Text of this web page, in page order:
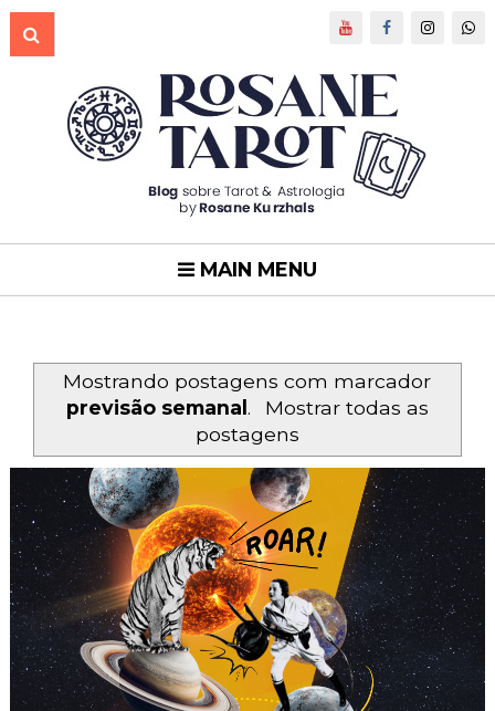
MAIN MENU
Mostrando postagens com marcador
previsão semanal.
Mostrar todas as
postagens